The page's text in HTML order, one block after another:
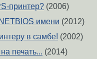
принтер? (2006)
имени (2012)
в самбе! (2002)
печать... (2014)